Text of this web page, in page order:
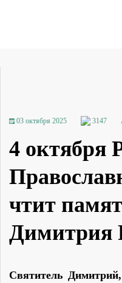
03 октября 2025 3147
4 октября
чтит
Димитрия
Святитель